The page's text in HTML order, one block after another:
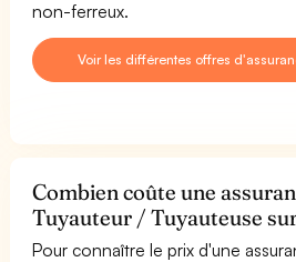
non-ferreux.
Voir les différentes offres
Combien coûte une
Tuyauteur / Tuyauteuse
Pour connaître le prix d'une